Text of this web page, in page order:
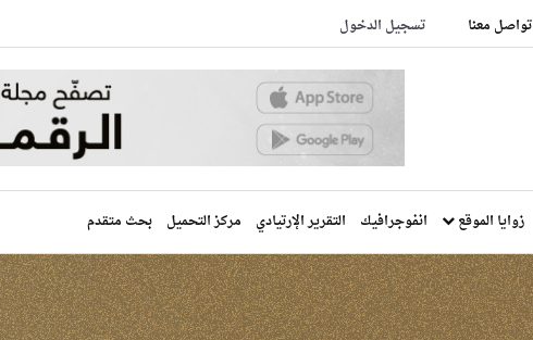
تواصل معنا تسجيل الدخول
زوايا الموقع انفوجرافيك التقرير الإرتيادي مركز التحميل بحث متقدم